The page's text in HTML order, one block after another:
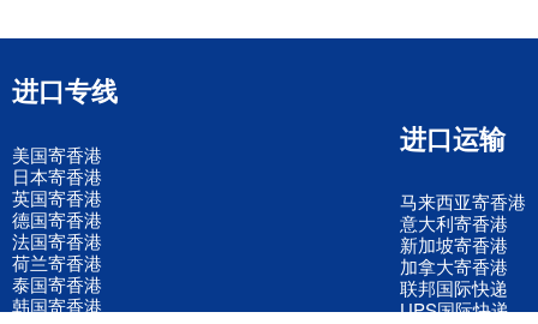
进口专线
美国寄香港
日本寄香港
英国寄香港
德国寄香港
法国寄香港
荷兰寄香港
泰国寄香港
韩国寄香港
进口运输
马来西亚寄香港
意大利寄香港
新加坡寄香港
加拿大寄香港
联邦国际快递
UPS国际快递